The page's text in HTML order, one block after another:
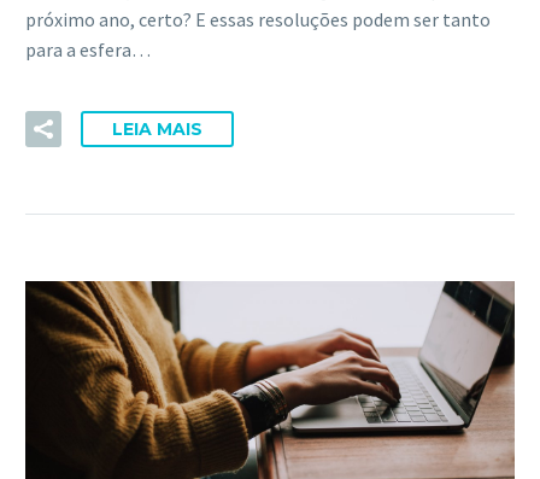
próximo ano, certo? E essas resoluções podem ser tanto
para a esfera…
LEIA MAIS